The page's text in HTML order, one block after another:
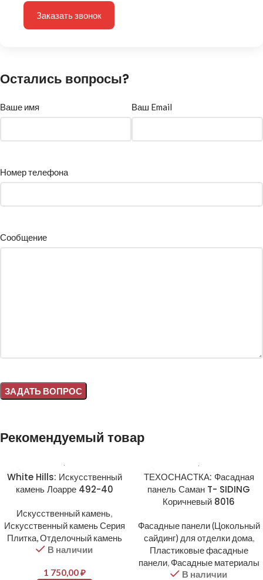
Заказать звонок
Остались вопросы?
Ваше имя Ваш Email
Номер телефона
Сообщение
Рекомендуемый товар
White Hills: Искусственный
камень Лоарре 492-40
Искусственный камень,
Искусственный камень Серия
Плитка, Отделочный камень
В наличии
1 750,00₽
ТЕХОСНАСТКА: Фасадная
панель Саман T- SIDING
Коричневый 8016
Фасадные панели (Цокольный
сайдинг) для отделки дома,
Пластиковые фасадные
панели, Фасадные материалы
В наличии